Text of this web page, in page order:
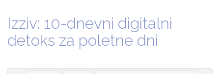
Izziv: 10-dnevni digitalni
detoks za poletne dni